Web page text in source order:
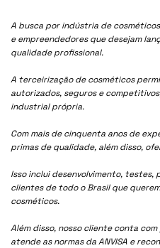
A busca por indústria de
e empreendedores que desejam
qualidade profissional.
A terceirização de cosméticos
autorizados, seguros e
industrial própria.
Com mais de cinquenta anos de
primas de qualidade, além disso,
Isso inclui desenvolvimento, testes,
clientes de todo o Brasil que
cosméticos.
Além disso, nosso cliente conta
atende as normas da ANVISA e